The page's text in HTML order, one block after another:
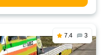
7.4 3